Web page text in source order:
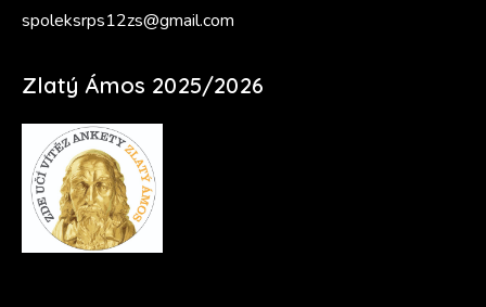
spoleksrps12zs@gmail.com
Zlatý Ámos 2025/2026